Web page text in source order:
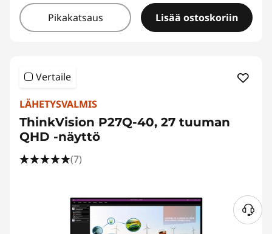
Pikakatsaus Lisää ostoskoriin
Vertaile
LÄHETYSVALMIS
ThinkVision P27Q-40, 27 tuuman
QHD -näyttö
(7)